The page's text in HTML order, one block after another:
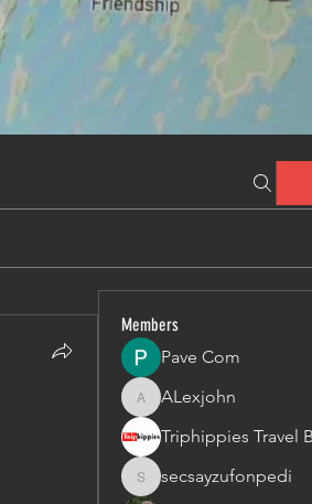
Members
Pave Com
ALexjohn
ALexjohn
secsayzufonpedi
secsayzufonpedi